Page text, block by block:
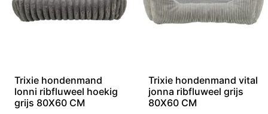
Trixie hondenmand
lonni ribfluweel hoekig
grijs 80X60 CM
Trixie hondenmand vital
jonna ribfluweel grijs
80X60 CM